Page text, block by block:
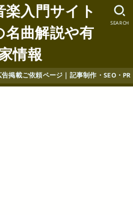
入門サイト
名曲解説や有
情報
告掲載ご依頼ページ｜記事制作・SEO・
SEARCH